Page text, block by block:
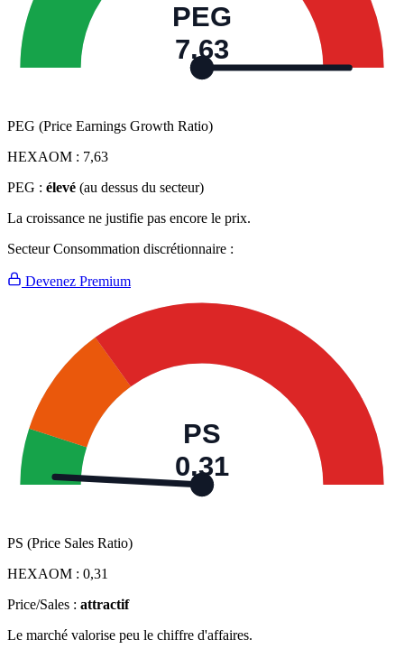
PEG
7,63
PEG (Price Earnings Growth Ratio)
HEXAOM : 7,63
PEG : élevé (au dessus du secteur)
La croissance ne justifie pas encore le prix.
Secteur Consommation discrétionnaire :
Devenez Premium
PS
0,31
PS (Price Sales Ratio)
HEXAOM : 0,31
Price/Sales : attractif
Le marché valorise peu le chiffre d'affaires.